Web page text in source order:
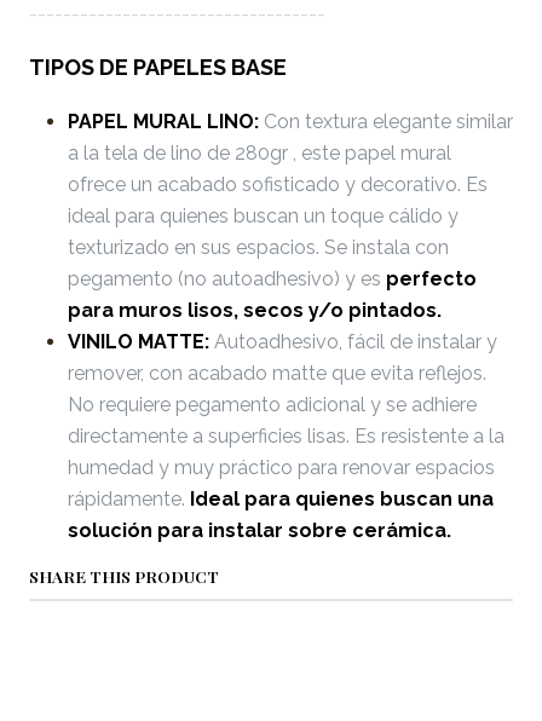
-----------------------------------
TIPOS DE PAPELES BASE
PAPEL MURAL LINO: Con textura elegante similar
a la tela de lino de 280gr , este papel mural
ofrece un acabado sofisticado y decorativo. Es
ideal para quienes buscan un toque cálido y
texturizado en sus espacios. Se instala con
pegamento (no autoadhesivo) y es perfecto
para muros lisos, secos y/o pintados.
VINILO MATTE: Autoadhesivo, fácil de instalar y
remover, con acabado matte que evita reflejos.
No requiere pegamento adicional y se adhiere
directamente a superficies lisas. Es resistente a la
humedad y muy práctico para renovar espacios
rápidamente. Ideal para quienes buscan una
solución para instalar sobre cerámica.
SHARE THIS PRODUCT